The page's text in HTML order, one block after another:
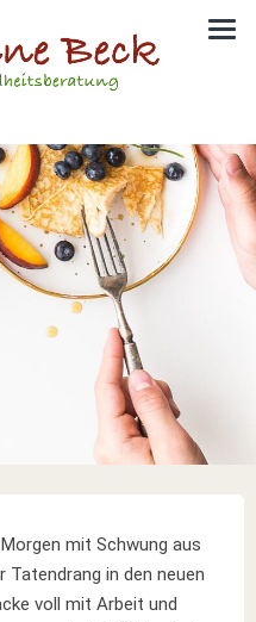
mit Schwung aus
in den neuen
voll mit Arbeit und